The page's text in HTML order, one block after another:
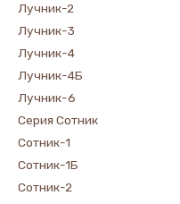
Лучник-2
Лучник-3
Лучник-4
Лучник-4Б
Лучник-6
Серия Сотник
Сотник-1
Сотник-1Б
Сотник-2